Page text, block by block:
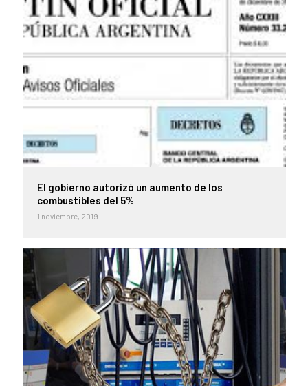
El gobierno autorizó un aumento de los
combustibles del 5%
1 noviembre, 2019